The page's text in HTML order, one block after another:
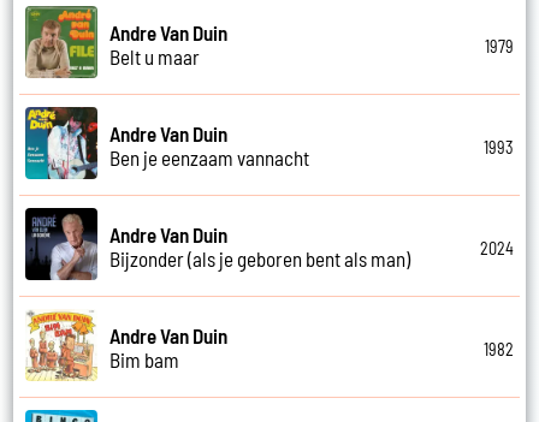
Andre Van Duin
Belt u maar
1979
Andre Van Duin
Ben je eenzaam vannacht
1993
Andre Van Duin
Bijzonder (als je geboren bent als man)
2024
Andre Van Duin
Bim bam
1982